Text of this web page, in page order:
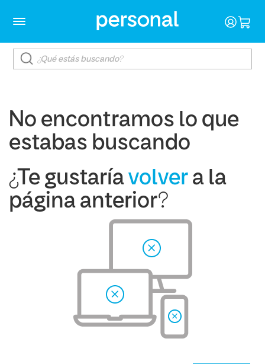
No encontramos lo que
estabas buscando
¿Te gustaría volver a la
página anterior?